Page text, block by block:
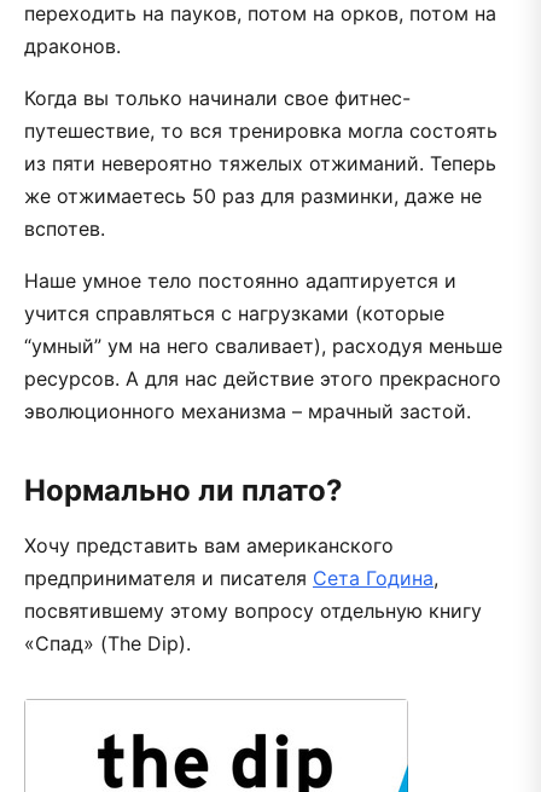
переходить на пауков, потом на орков, потом на
драконов.
Когда вы только начинали свое фитнес-
путешествие, то вся тренировка могла состоять
из пяти невероятно тяжелых отжиманий. Теперь
же отжимаетесь 50 раз для разминки, даже не
вспотев.
Наше умное тело постоянно адаптируется и
учится справляться с нагрузками (которые
“умный” ум на него сваливает), расходуя меньше
ресурсов. А для нас действие этого прекрасного
эволюционного механизма – мрачный застой.
Нормально ли плато?
Хочу представить вам американского
предпринимателя и писателя Сета Година,
посвятившему этому вопросу отдельную книгу
«Спад» (The Dip).